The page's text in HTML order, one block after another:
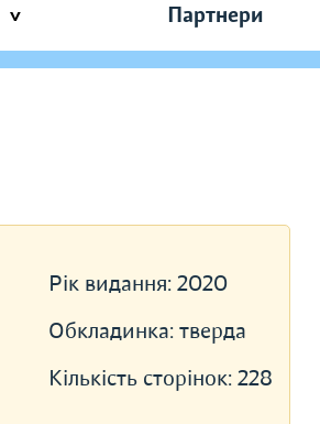
Партнери
Рік видання: 2020
Обкладинка: тверда
Кількість сторінок: 228